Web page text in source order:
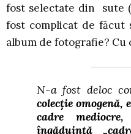
fost selectate din sute
fost complicat de făcut
album de fotografie? Cu
N-a fost deloc
colecție omogenă,
cadre
îngăduință „